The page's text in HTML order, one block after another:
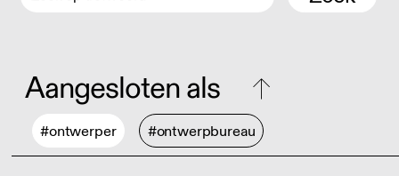
Aangesloten als
#ontwerper #ontwerpbureau